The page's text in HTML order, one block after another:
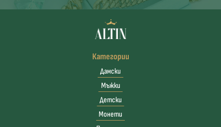
Категории
Дамски
Мъжки
Детски
Монети